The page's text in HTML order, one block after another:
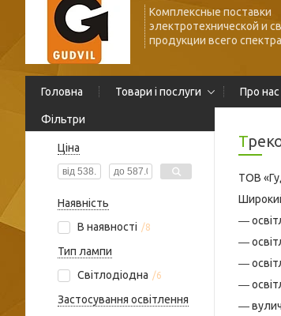
Комплексные поставки
электротехнической и
продукции всего
Головна Товари і послуги Про нас
Фільтри
Ціна
Наявність
В наявності
8
Тип лампи
Світлодіодна
6
Застосування освітлення
ТОВ
―
―
―
―
―